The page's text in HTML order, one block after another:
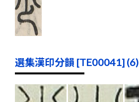
選集漢印分韻 [TE00041] (6)